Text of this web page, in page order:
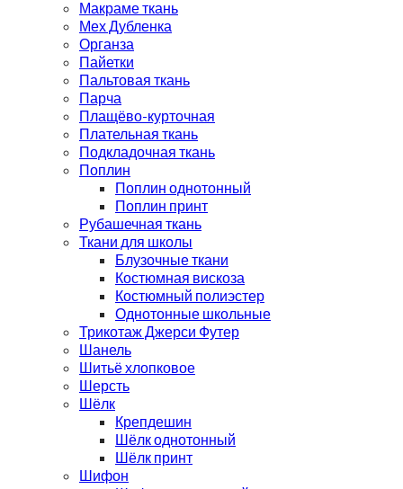
Макраме ткань
Мех Дубленка
Органза
Пайетки
Пальтовая ткань
Парча
Плащёво-курточная
Плательная ткань
Подкладочная ткань
Поплин
Поплин однотонный
Поплин принт
Рубашечная ткань
Ткани для школы
Блузочные ткани
Костюмная вискоза
Костюмный полиэстер
Однотонные школьные
Трикотаж Джерси Футер
Шанель
Шитьё хлопковое
Шерсть
Шёлк
Крепдешин
Шёлк однотонный
Шёлк принт
Шифон